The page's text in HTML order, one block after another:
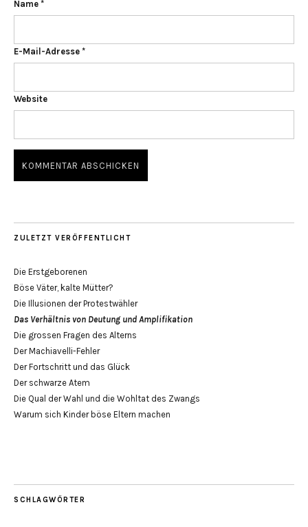
Name *
E-Mail-Adresse *
Website
ZULETZT VERÖFFENTLICHT
Die Erstgeborenen
Böse Väter, kalte Mütter?
Die Illusionen der Protestwähler
Das Verhältnis von Deutung und Amplifikation
Die grossen Fragen des Alterns
Der Machiavelli-Fehler
Der Fortschritt und das Glück
Der schwarze Atem
Die Qual der Wahl und die Wohltat des Zwangs
Warum sich Kinder böse Eltern machen
SCHLAGWÖRTER